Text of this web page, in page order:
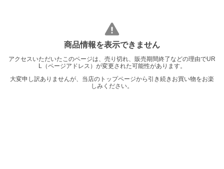
商品情報を表示できません
アクセスいただいたこのページは、売り切れ、販売期間終了などの理由でUR
L（ページアドレス）が変更された可能性があります。
大変申し訳ありませんが、当店のトップページから引き続きお買い物をお楽
しみください。